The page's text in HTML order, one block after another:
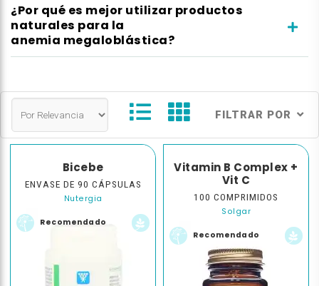
¿Por qué es mejor utilizar productos
naturales para la
anemia megaloblástica?
FILTRAR POR
Bicebe
ENVASE DE 90 CÁPSULAS
Nutergia
Recomendado
Vitamin B Complex +
Vit C
100 COMPRIMIDOS
Solgar
Recomendado